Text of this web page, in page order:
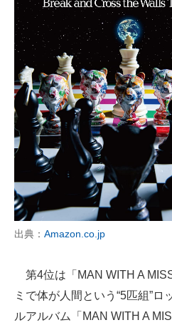
出典： Amazon.co.jp
第4位は「MAN WITH A
ミで体が人間という“5匹組”
ルアルバム「MAN WITH A